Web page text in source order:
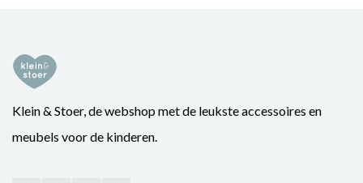
Klein & Stoer, de webshop met de leukste accessoires en
meubels voor de kinderen.